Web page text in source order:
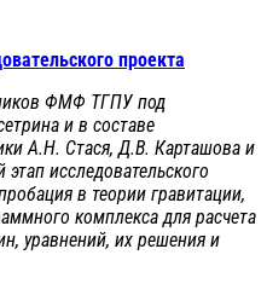
проекта
ФМФ ТГПУ под
и в составе
А.Н. Стася, Д.В. Карташова и
исследовательского
в теории гравитации,
комплекса для расчета
уравнений, их решения и